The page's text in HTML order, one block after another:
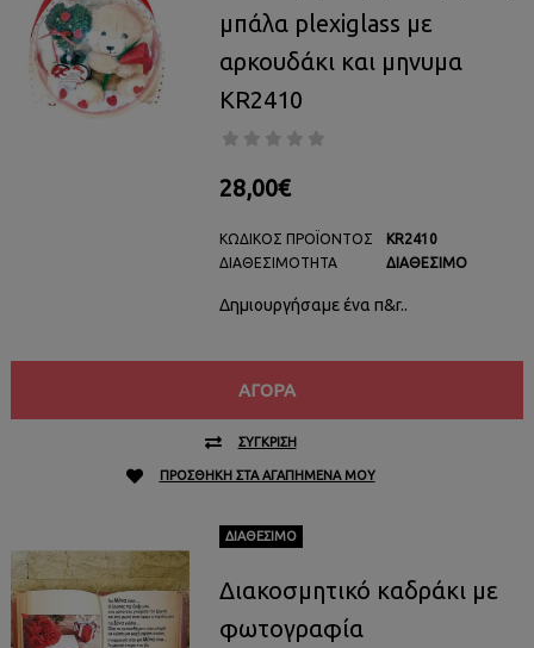
μπάλα plexiglass με
αρκουδάκι και μηνυμα
KR2410
28,00€
ΚΩΔΙΚΌΣ ΠΡΟΪΌΝΤΟΣ
ΔΙΑΘΕΣΙΜΌΤΗΤΑ
KR2410
ΔΙΑΘΈΣΙΜΟ
Δημιουργήσαμε ένα π&r..
ΑΓΟΡΆ
ΣΎΓΚΡΙΣΗ
ΠΡΟΣΘΉΚΗ ΣΤΑ ΑΓΑΠΗΜΈΝΑ ΜΟΥ
ΔΙΑΘΈΣΙΜΟ
Διακοσμητικό καδράκι με
φωτογραφία